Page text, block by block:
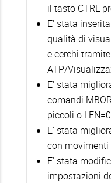
il tasto CTRL
E' stata
qualità di
e cerchi
ATP/
E' stata
comandi
piccoli o
E' stata
con
E' stata
impostazioni